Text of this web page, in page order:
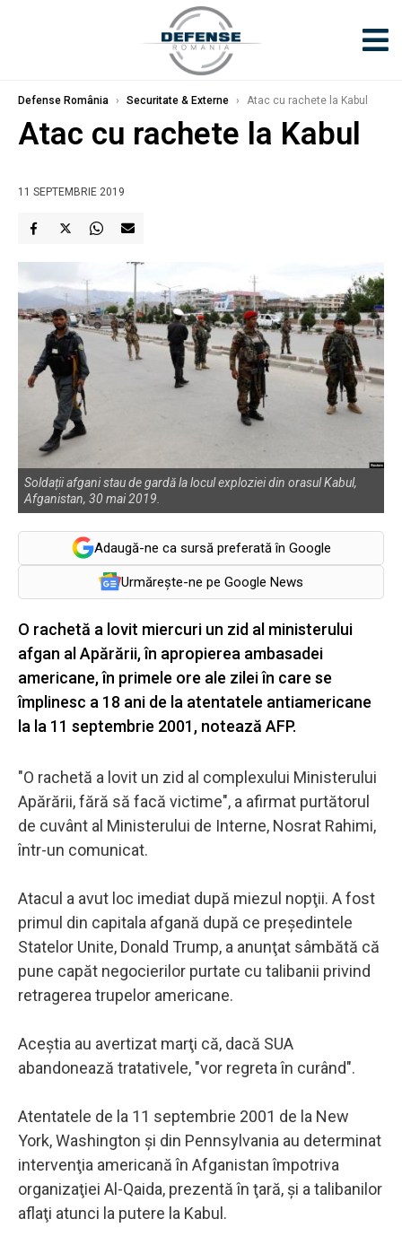
Defense România › Securitate & Externe › Atac cu rachete la Kabul
Atac cu rachete la Kabul
11 SEPTEMBRIE 2019
Soldații afgani stau de gardă la locul exploziei din orasul Kabul,
Afganistan, 30 mai 2019.
Adaugă-ne ca sursă preferată în Google
Urmărește-ne pe Google News
O rachetă a lovit miercuri un zid al ministerului
afgan al Apărării, în apropierea ambasadei
americane, în primele ore ale zilei în care se
împlinesc a 18 ani de la atentatele antiamericane
la la 11 septembrie 2001, notează AFP.
"O rachetă a lovit un zid al complexului Ministerului
Apărării, fără să facă victime", a afirmat purtătorul
de cuvânt al Ministerului de Interne, Nosrat Rahimi,
într-un comunicat.
Atacul a avut loc imediat după miezul nopţii. A fost
primul din capitala afgană după ce preşedintele
Statelor Unite, Donald Trump, a anunţat sâmbătă că
pune capăt negocierilor purtate cu talibanii privind
retragerea trupelor americane.
Aceştia au avertizat marţi că, dacă SUA
abandonează tratativele, "vor regreta în curând".
Atentatele de la 11 septembrie 2001 de la New
York, Washington şi din Pennsylvania au determinat
intervenţia americană în Afganistan împotriva
organizaţiei Al-Qaida, prezentă în ţară, şi a talibanilor
aflaţi atunci la putere la Kabul.